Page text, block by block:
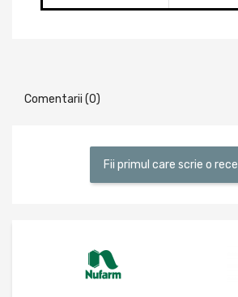
Comentarii (0)
Fii primul care scrie o